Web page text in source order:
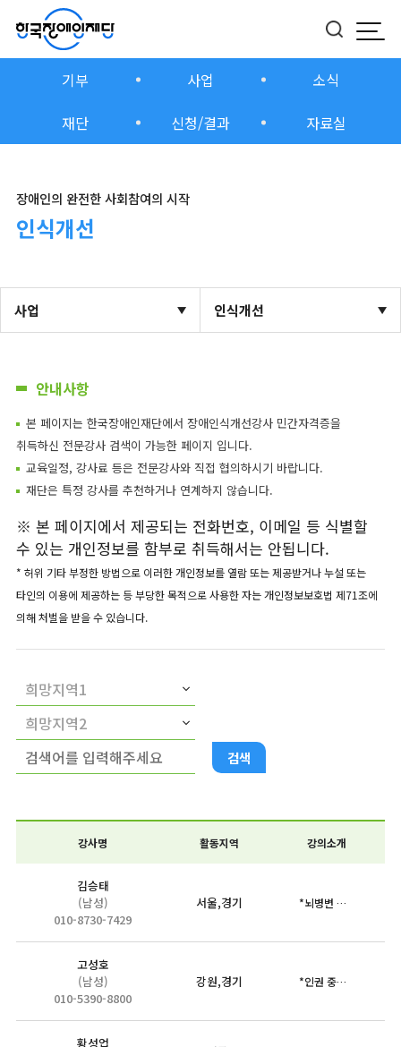
모
버튼
기부 사업
소식
재단
신청/결과 자료실
장애인의 완전한 사회참여의 시작
인식개선
사업 인식개선
안내사항
본 페이지는 한국장애인재단에서 장애인식개선강사 민간자격증을
취득하신 전문강사 검색이 가능한 페이지 입니다.
교육일정, 강사료 등은 전문강사와 직접 협의하시기 바랍니다.
재단은 특정 강사를 추천하거나 연계하지 않습니다.
※ 본 페이지에서 제공되는 전화번호, 이메일 등 식별할
수 있는 개인정보를 함부로 취득해서는 안됩니다.
* 허위 기타 부정한 방법으로 이러한 개인정보를 열람 또는 제공받거나 누설 또는
타인의 이용에 제공하는 등 부당한 목적으로 사용한 자는 개인정보보호법 제71조에
의해 처벌을 받을 수 있습니다.
검색
강사명 활동지역 강의소개
김승태
(남성)
010-8730-7429
서울,경기 *뇌병변 장애인 작은 아들과 함께하는 삶, 그리고 지금에 이르게…
고성호
(남성)
010-5390-8800
강원,경기 *인권 중심의 장애인식 개선
황성업